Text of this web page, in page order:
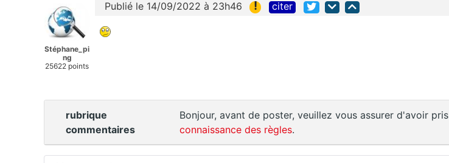
Stéphane_pi
ng
25622 points
Publié le 14/09/2022 à 23h46 ! citer
rubrique
commentaires
Bonjour, avant de poster, veuillez vous assurer d'avoir pris
connaissance des règles.